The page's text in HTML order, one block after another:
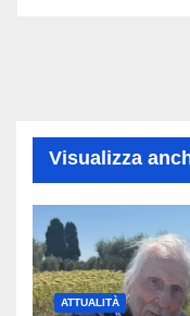
Visualizza
ATTUALITÀ